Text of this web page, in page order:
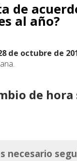
de
al año?
de octubre de
de hora
necesario